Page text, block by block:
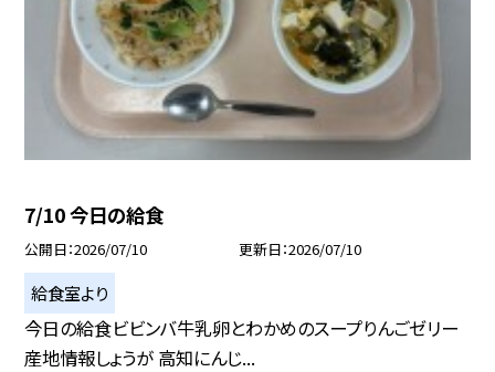
7/10 今日の給食
公開日 2026/07/10 更新日 2026/07/10
給食室より
今日の給食ビビンバ牛乳卵とわかめのスープりんごゼリー
産地情報しょうが 高知にんじ...